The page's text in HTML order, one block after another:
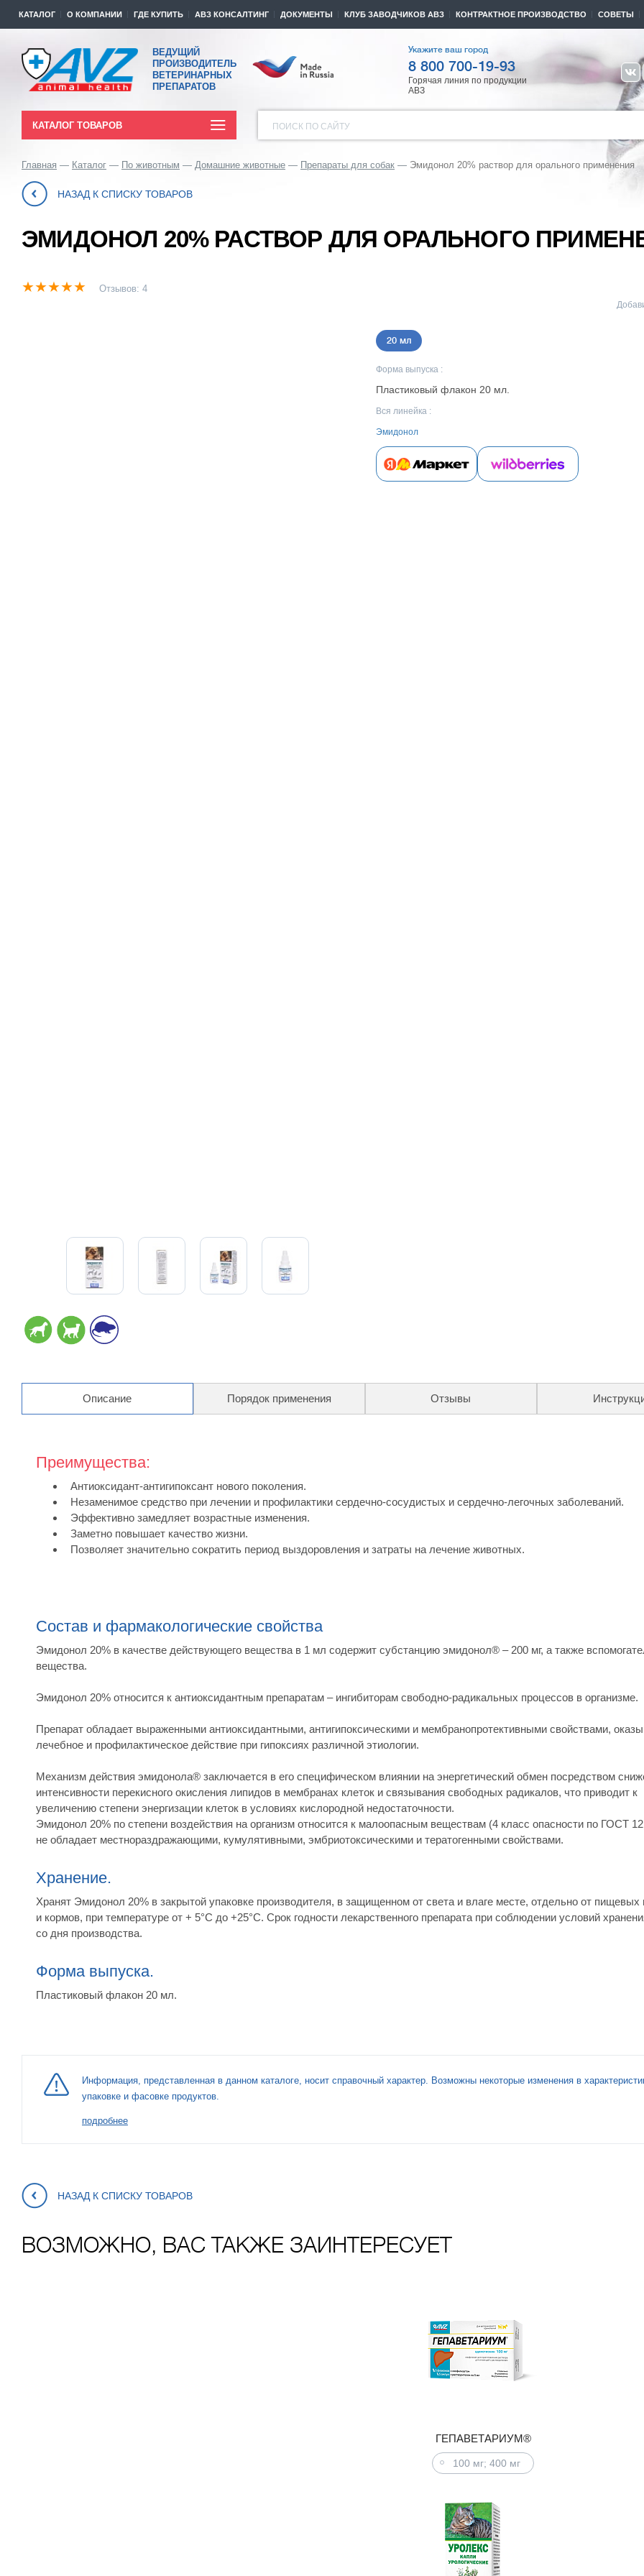
КАТАЛОГ О КОМПАНИИ ГДЕ КУПИТЬ АВЗ КОНСАЛТИНГ ДОКУМЕНТЫ КЛУБ ЗАВОДЧИКОВ АВЗ КОНТРАКТНОЕ ПРОИЗВОДСТВО СОВЕТЫ
ВЕДУЩИЙ
ПРОИЗВОДИТЕЛЬ
ВЕТЕРИНАРНЫХ
ПРЕПАРАТОВ
Укажите ваш город
8 800 700-19-93
Горячая линия по продукции
АВЗ
КАТАЛОГ ТОВАРОВ ПОИСК ПО САЙТУ
Главная Каталог По животным Домашние животные Препараты для собак Эмидонол 20% раствор для орального применения
НАЗАД К СПИСКУ ТОВАРОВ
ЭМИДОНОЛ 20% РАСТВОР ДЛЯ ОРАЛЬНОГО
Отзывов: 4
20 мл
Форма выпуска :
Пластиковый флакон 20 мл.
Вся линейка :
Эмидонол
Описание Порядок применения Отзывы
Преимущества:
Антиоксидант-антигипоксант нового поколения.
Незаменимое средство при лечении и профилактики сердечно-сосудистых и сердечно-легочных заболеваний.
Эффективно замедляет возрастные изменения.
Заметно повышает качество жизни.
Позволяет значительно сократить период выздоровления и затраты на лечение животных.
Состав и фармакологические свойства
Эмидонол 20% в качестве действующего вещества в 1 мл содержит субстанцию эмидонол® – 200 мг, а также
вещества.
Эмидонол 20% относится к антиоксидантным препаратам – ингибиторам свободно-радикальных процессов в организме.
Препарат обладает выраженными антиоксидантными, антигипоксическими и мембранопротективными свойствами,
лечебное и профилактическое действие при гипоксиях различной этиологии.
Механизм действия эмидонола® заключается в его специфическом влиянии на энергетический обмен посредством
интенсивности перекисного окисления липидов в мембранах клеток и связывания свободных радикалов, что приводит к
увеличению степени энергизации клеток в условиях кислородной недостаточности.
Эмидонол 20% по степени воздействия на организм относится к малоопасным веществам (4 класс опасности по ГОСТ
не обладает местнораздражающими, кумулятивными, эмбриотоксическими и тератогенными свойствами.
Хранение.
Хранят Эмидонол 20% в закрытой упаковке производителя, в защищенном от света и влаге месте, отдельно от пищевых
и кормов, при температуре от + 5°С до +25°С. Срок годности лекарственного препарата при соблюдении условий
со дня производства.
Форма выпуска.
Пластиковый флакон 20 мл.
Информация, представленная в данном каталоге, носит справочный характер. Возможны некоторые изменения в
упаковке и фасовке продуктов.
подробнее
НАЗАД К СПИСКУ ТОВАРОВ
ВОЗМОЖНО, ВАС ТАКЖЕ ЗАИНТЕРЕСУЕТ
ГЕПАВЕТАРИУМ®
100 мг; 400 мг